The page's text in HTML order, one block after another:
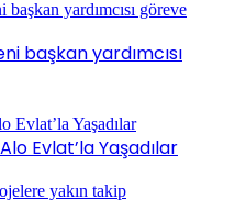
başkan yardımcısı
Evlat’la Yaşadılar